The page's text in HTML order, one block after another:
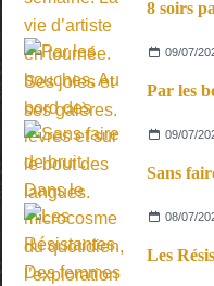
09/07/
09/07/
08/07/